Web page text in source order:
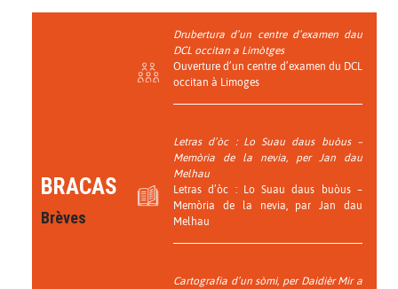
BRACAS
Brèves
Drubertura d’un centre d’examen dau
DCL occitan a Limòtges
Ouverture d’un centre d’examen du DCL
occitan à Limoges
Letras d’òc : Lo Suau daus buòus –
Memòria de la nevia, per Jan dau
Melhau
Letras d’òc : Lo Suau daus buòus –
Memòria de la nevia, par Jan dau
Melhau
Cartografia d’un sòmi, per Daidièr Mir a